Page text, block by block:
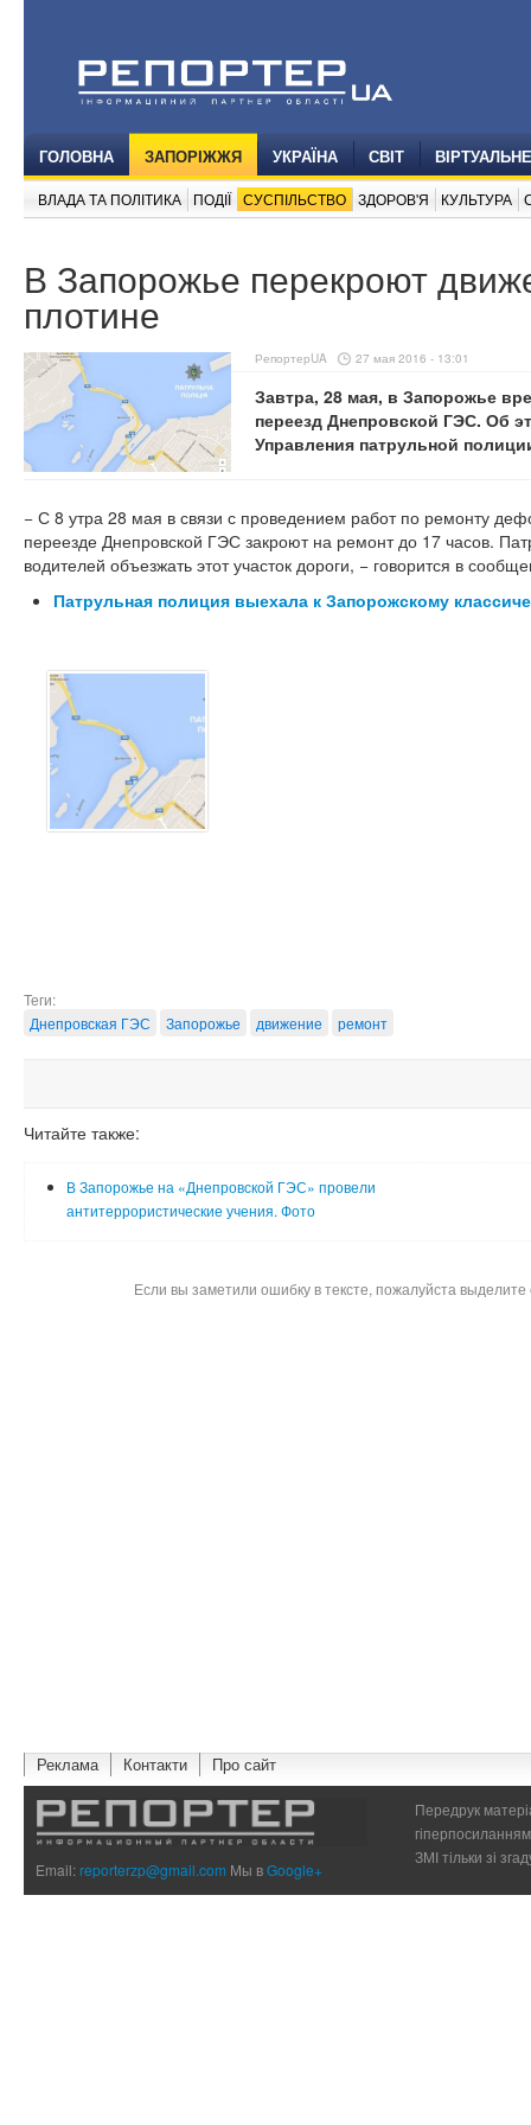
ГОЛОВНА ЗАПОРІЖЖЯ УКРАЇНА СВІТ
ВЛАДА ТА ПОЛІТИКА ПОДІЇ СУСПІЛЬСТВО ЗДОРОВ'Я КУЛЬТУРА
В Запорожье перекроют
плотине
РепортерUA 27 мая 2016 - 13:01
Завтра, 28 мая, в Запорожье
переезд Днепровской ГЭС. Об
Управления патрульной
− С 8 утра 28 мая в связи с проведением работ по ремонту
переезде Днепровской ГЭС закроют на ремонт до 17 часов.
водителей объезжать этот участок дороги, − говорится в
Патрульная полиция выехала к Запорожскому
Теги:
Днепровская ГЭС
Запорожье движение ремонт
Читайте также:
В Запорожье на «Днепровской ГЭС» провели
антитеррористические учения. Фото
Если вы заметили ошибку в тексте, пожалуйста
Реклама Контакти Про сайт
Email:reporterzp@gmail.com Мы вGoogle+
Передрук
ЗМІ тільки зі